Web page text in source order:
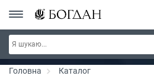
Серія "Чейзіана" ~ знижка 20%
Головна Каталог